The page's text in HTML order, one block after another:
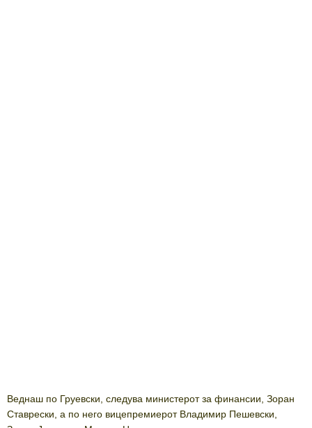
Веднаш по Груевски, следува министерот за финансии, Зоран
Ставрески, а по него вицепремиерот Владимир Пешевски,